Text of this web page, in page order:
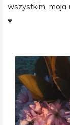
wszystkim, moja
♥